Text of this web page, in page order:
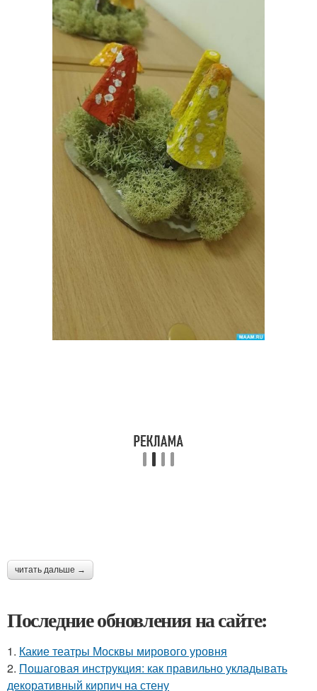
читать дальше →
Последние обновления на сайте:
1. Какие театры Москвы мирового уровня
2. Пошаговая инструкция: как правильно укладывать
декоративный кирпич на стену